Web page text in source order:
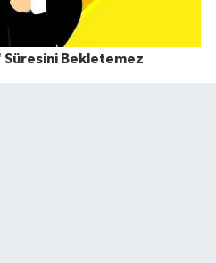
Süresini Bekletemez